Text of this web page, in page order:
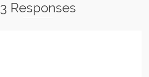
3 Responses